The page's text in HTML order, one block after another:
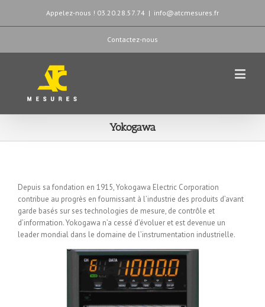
Appelez-nous ! 03.20.28.57.74 | info@atcmesures.fr
Contactez-nous
Yokogawa
Depuis sa fondation en 1915, Yokogawa Electric Corporation
contribue au progrès en fournissant à l’industrie des produits d’avant
garde basés sur ses technologies de mesure, de contrôle et
d’information. Yokogawa n’a cessé d’évoluer et est devenue un
leader mondial dans le domaine de l’instrumentation industrielle.